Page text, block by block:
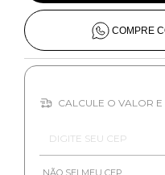
COMPRE
CALCULE O VALOR